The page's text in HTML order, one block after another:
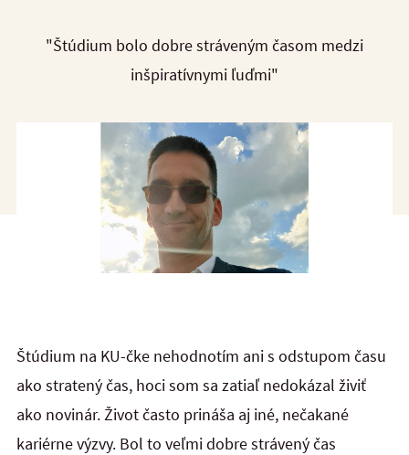
"Štúdium bolo dobre stráveným časom medzi
inšpiratívnymi ľuďmi"
Štúdium na KU-čke nehodnotím ani s odstupom času
ako stratený čas, hoci som sa zatiaľ nedokázal živiť
ako novinár. Život často prináša aj iné, nečakané
kariérne výzvy. Bol to veľmi dobre strávený čas